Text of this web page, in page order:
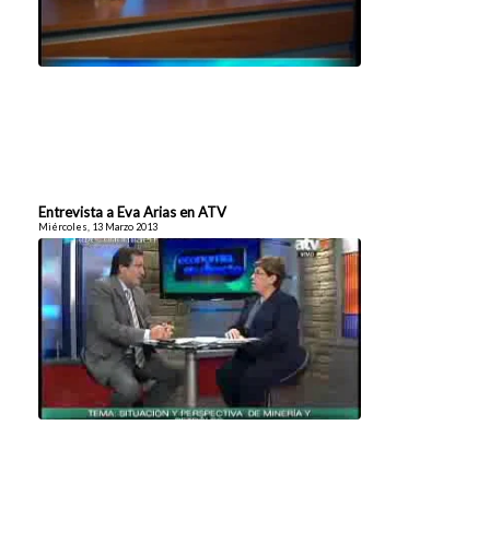
Entrevista a Eva Arias en ATV
Miércoles, 13 Marzo 2013